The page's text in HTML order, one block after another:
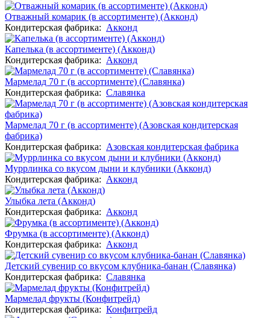
Отважный комарик (в ассортименте) (Акконд)
Кондитерская фабрика: Акконд
Капелька (в ассортименте) (Акконд)
Кондитерская фабрика: Акконд
Мармелад 70 г (в ассортименте) (Славянка)
Кондитерская фабрика: Славянка
Мармелад 70 г (в ассортименте) (Азовская кондитерская
фабрика)
Кондитерская фабрика: Азовская кондитерская фабрика
Муррлинка со вкусом дыни и клубники (Акконд)
Кондитерская фабрика: Акконд
Улыбка лета (Акконд)
Кондитерская фабрика: Акконд
Фрумка (в ассортименте) (Акконд)
Кондитерская фабрика: Акконд
Детский сувенир со вкусом клубника-банан (Славянка)
Кондитерская фабрика: Славянка
Мармелад фрукты (Конфитрейд)
Кондитерская фабрика: Конфитрейд